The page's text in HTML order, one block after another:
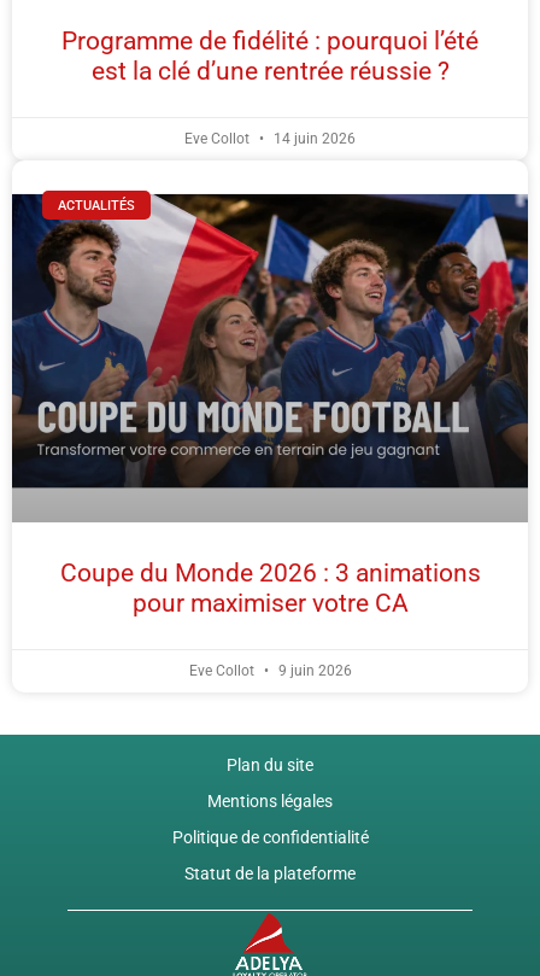
Programme de fidélité : pourquoi l’été
est la clé d’une rentrée réussie ?
Eve Collot 14 juin 2026
ACTUALITÉS
Coupe du Monde 2026 : 3 animations
pour maximiser votre CA
Eve Collot 9 juin 2026
Plan du site
Mentions légales
Politique de confidentialité
Statut de la plateforme